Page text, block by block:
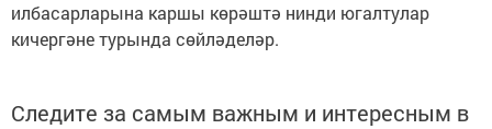
илбасарларына каршы көрәштә нинди югалтулар
кичергәне турында сөйләделәр.
Следите за самым важным и интересным в